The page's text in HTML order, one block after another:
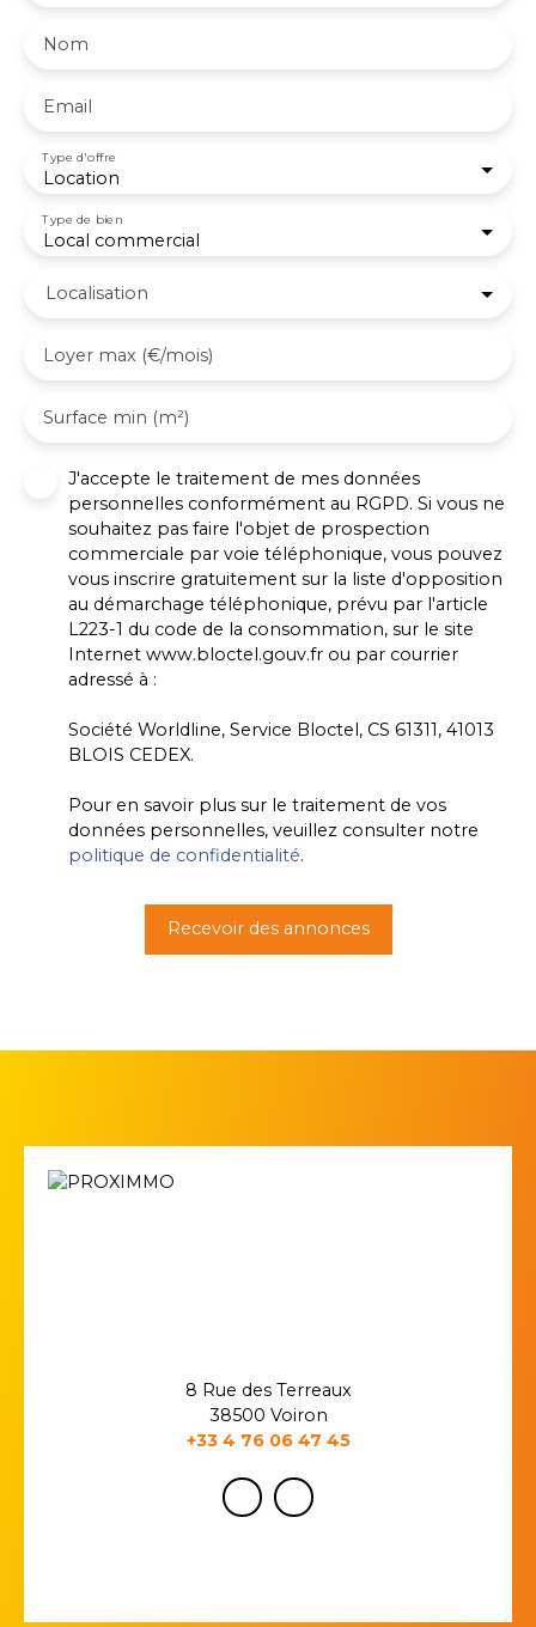
Nom
Email
Location
Type d'offre
Local commercial
Type de bien
Localisation
Loyer max (€/mois)
Surface min (m²)
J'accepte le traitement de mes données
personnelles conformément au RGPD. Si vous ne
souhaitez pas faire l'objet de prospection
commerciale par voie téléphonique, vous pouvez
vous inscrire gratuitement sur la liste d'opposition
au démarchage téléphonique, prévu par l'article
L223-1 du code de la consommation, sur le site
Internet www.bloctel.gouv.fr ou par courrier
adressé à :
Société Worldline, Service Bloctel, CS 61311, 41013
BLOIS CEDEX.
Pour en savoir plus sur le traitement de vos
données personnelles, veuillez consulter notre
politique de confidentialité.
Recevoir des annonces
8 Rue des Terreaux
38500 Voiron
+33 4 76 06 47 45